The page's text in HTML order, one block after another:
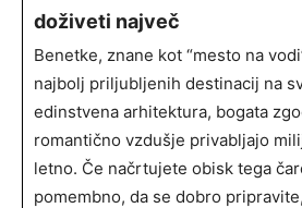
doživeti največ
​Benetke, znane kot “mesto na
najbolj priljubljenih destinacij na
edinstvena arhitektura, bogata
romantično vzdušje privabljajo
letno. Če načrtujete obisk tega
pomembno, da se dobro